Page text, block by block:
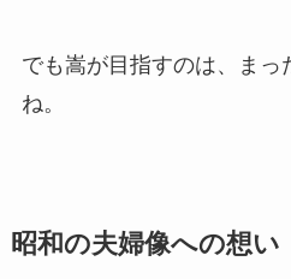
でも嵩が目指すのは、まっ
ね。
昭和の夫婦像への想い